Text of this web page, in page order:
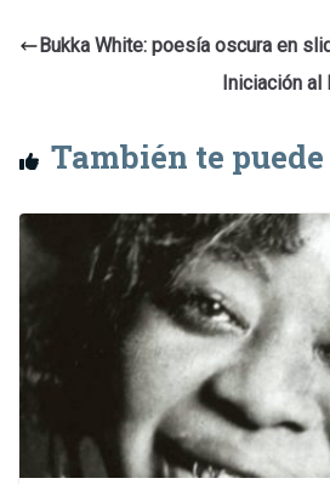
Bukka White: poesía oscura en
Iniciación al
También te